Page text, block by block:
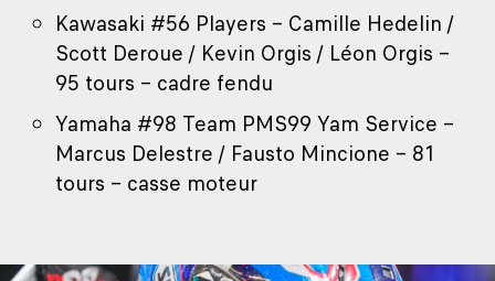
Kawasaki #56 Players – Camille Hedelin /
Scott Deroue / Kevin Orgis / Léon Orgis –
95 tours – cadre fendu
Yamaha #98 Team PMS99 Yam Service –
Marcus Delestre / Fausto Mincione – 81
tours – casse moteur